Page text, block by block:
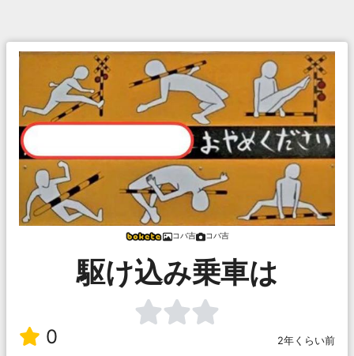
コバ吉 コバ吉
駆け込み乗車は
0 2年くらい前